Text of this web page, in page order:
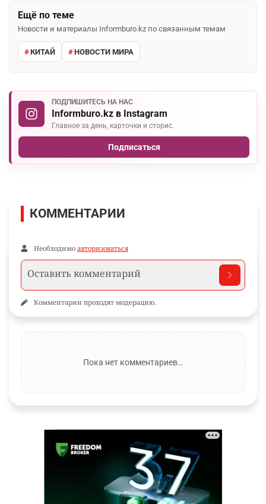
Ещё по теме
Новости и материалы Informburo.kz по связанным темам
КИТАЙ НОВОСТИ МИРА
ПОДПИШИТЕСЬ НА НАС
Informburo.kz в Instagram
Главное за день, карточки и сторис.
Подписаться
КОММЕНТАРИИ
Необходимо авторизоваться
Комментарии проходят модерацию.
Пока нет комментариев…